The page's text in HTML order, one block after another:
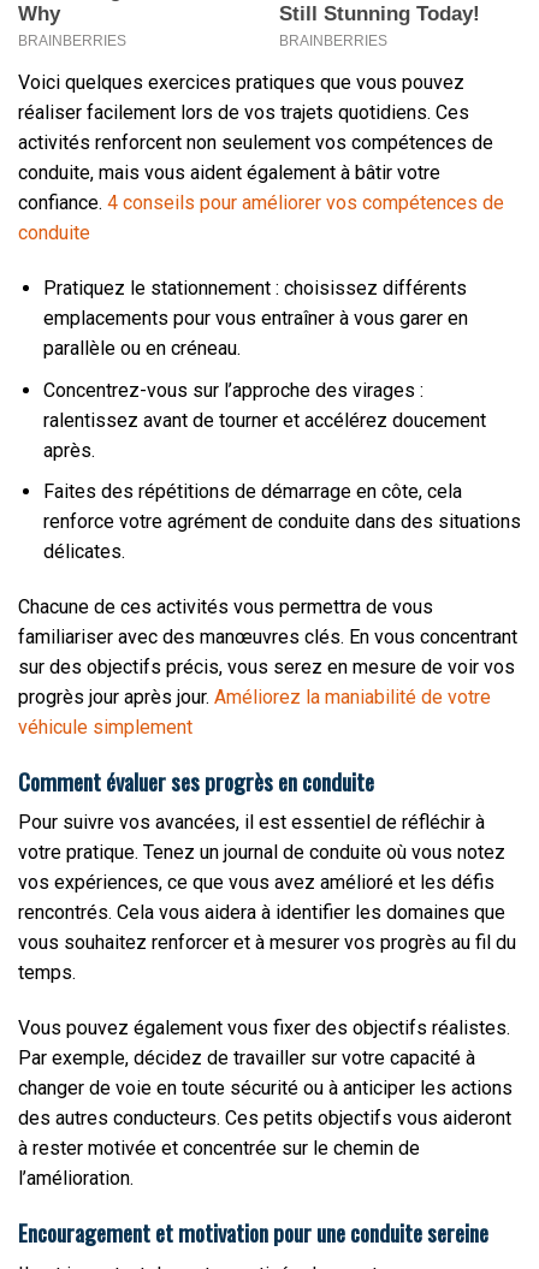
Voici quelques exercices pratiques que vous pouvez
réaliser facilement lors de vos trajets quotidiens. Ces
activités renforcent non seulement vos compétences de
conduite, mais vous aident également à bâtir votre
confiance. 4 conseils pour améliorer vos compétences de
conduite
Pratiquez le stationnement : choisissez différents
emplacements pour vous entraîner à vous garer en
parallèle ou en créneau.
Concentrez-vous sur l’approche des virages :
ralentissez avant de tourner et accélérez doucement
après.
Faites des répétitions de démarrage en côte, cela
renforce votre agrément de conduite dans des situations
délicates.
Chacune de ces activités vous permettra de vous
familiariser avec des manœuvres clés. En vous concentrant
sur des objectifs précis, vous serez en mesure de voir vos
progrès jour après jour. Améliorez la maniabilité de votre
véhicule simplement
Comment évaluer ses progrès en conduite
Pour suivre vos avancées, il est essentiel de réfléchir à
votre pratique. Tenez un journal de conduite où vous notez
vos expériences, ce que vous avez amélioré et les défis
rencontrés. Cela vous aidera à identifier les domaines que
vous souhaitez renforcer et à mesurer vos progrès au fil du
temps.
Vous pouvez également vous fixer des objectifs réalistes.
Par exemple, décidez de travailler sur votre capacité à
changer de voie en toute sécurité ou à anticiper les actions
des autres conducteurs. Ces petits objectifs vous aideront
à rester motivée et concentrée sur le chemin de
l’amélioration.
Encouragement et motivation pour une conduite sereine